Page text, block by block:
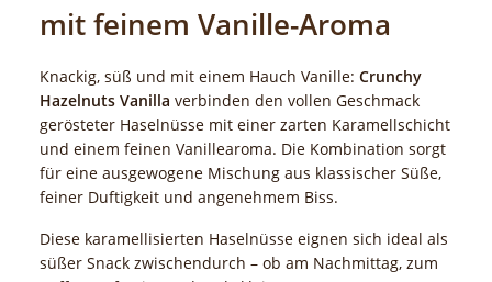
mit feinem Vanille-Aroma
Knackig, süß und mit einem Hauch Vanille: Crunchy
Hazelnuts Vanilla verbinden den vollen Geschmack
gerösteter Haselnüsse mit einer zarten Karamellschicht
und einem feinen Vanillearoma. Die Kombination sorgt
für eine ausgewogene Mischung aus klassischer Süße,
feiner Duftigkeit und angenehmem Biss.
Diese karamellisierten Haselnüsse eignen sich ideal als
süßer Snack zwischendurch – ob am Nachmittag, zum